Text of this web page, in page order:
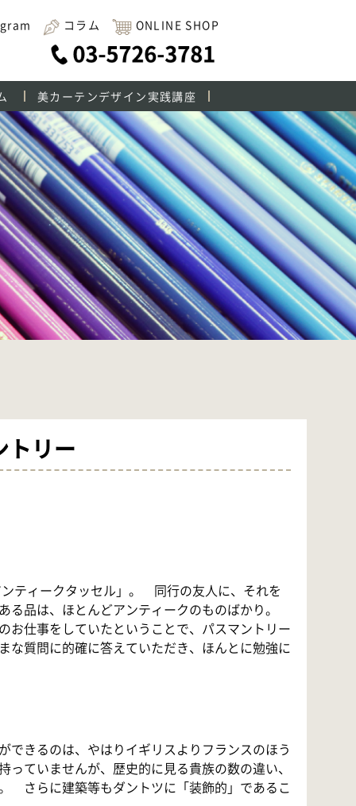
コラム ONLINE SHOP
美カーテンデザイン実践講座
リー
ティークタッセル 」。 同行の友人に、それを
品は、ほとんどアンティークのものばかり。
お仕事をしていたということで、パスマントリー
質問に的確に答えていただき、ほんとに勉強に
きるのは、やはりイギリスよりフランスのほう
ていませんが、歴史的に見る貴族の数の違い、
さらに建築等もダントツに「装飾的」であるこ